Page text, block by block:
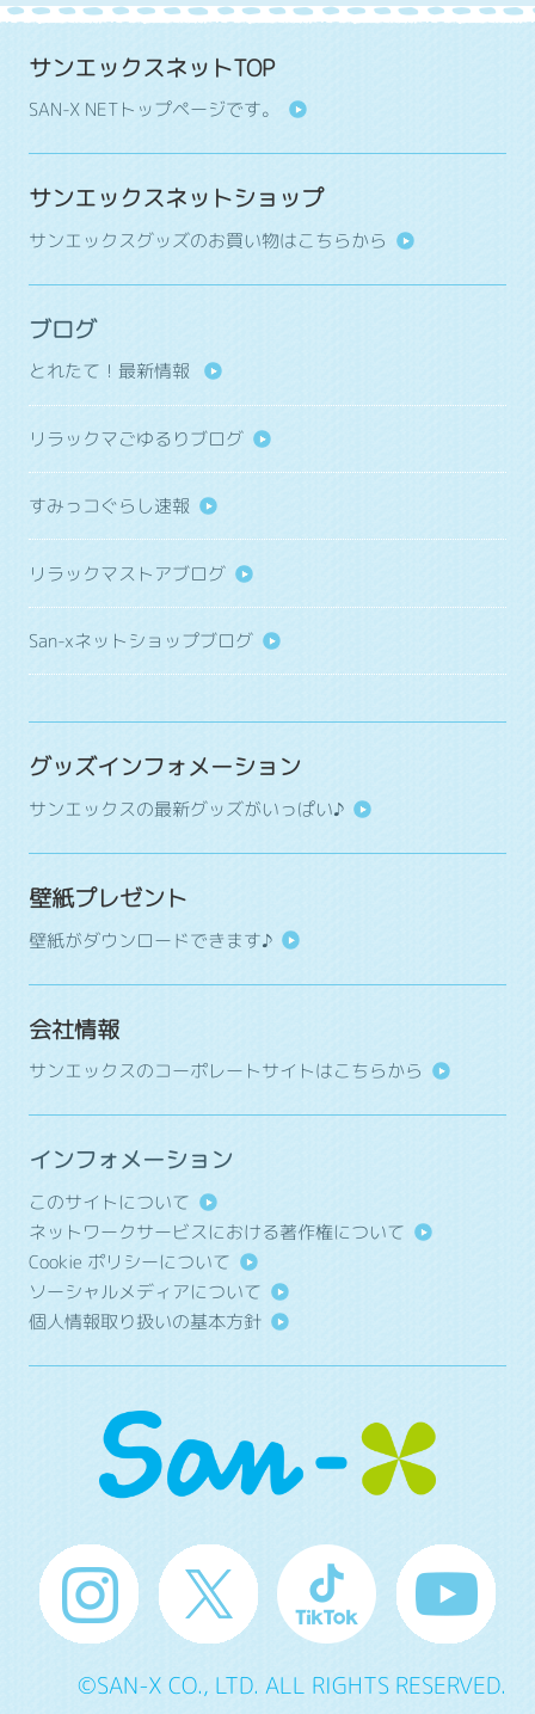
サンエックスネットTOP
SAN-X NETトップページです。
サンエックスネットショップ
サンエックスグッズのお買い物はこちらから
ブログ
とれたて！最新情報
リラックマごゆるりブログ
すみっコぐらし速報
リラックマストアブログ
San-xネットショップブログ
グッズインフォメーション
サンエックスの最新グッズがいっぱい♪
壁紙プレゼント
壁紙がダウンロードできます♪
会社情報
サンエックスのコーポレートサイトはこちらから
インフォメーション
このサイトについて
ネットワークサービスにおける著作権について
Cookie ポリシーについて
ソーシャルメディアについて
個人情報取り扱いの基本方針
©SAN-X CO., LTD. ALL RIGHTS RESERVED.